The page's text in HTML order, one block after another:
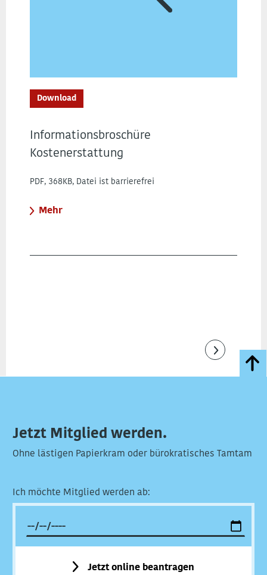
Download
Informationsbroschüre
Kostenerstattung
PDF, 368KB, Datei ist barrierefrei
Mehr
Jetzt Mitglied werden.
Ohne lästigen Papierkram oder bürokratisches Tamtam
Ich möchte Mitglied werden ab:
Jetzt online beantragen